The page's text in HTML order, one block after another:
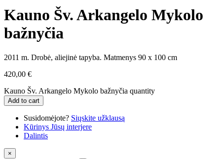
Kauno Šv. Arkangelo Mykolo
bažnyčia
2011 m. Drobė, aliejinė tapyba. Matmenys 90 x 100 cm
420,00 €
Kauno Šv. Arkangelo Mykolo bažnyčia quantity
Add to cart
Susidomėjote? Siųskite užklausą
Kūrinys Jūsų interjere
Dalintis
×